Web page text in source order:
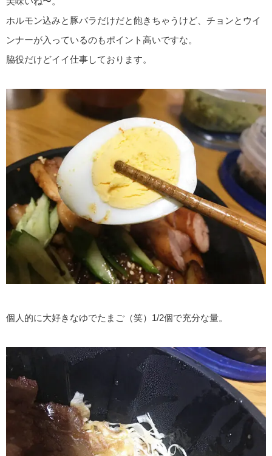
ホルモン込みと豚バラだけだと飽きちゃうけど、チョンとウイ
ンナーが入っているのもポイント高いですな。
脇役だけどイイ仕事しております。
個人的に大好きなゆでたまご（笑）1/2個で充分な量。